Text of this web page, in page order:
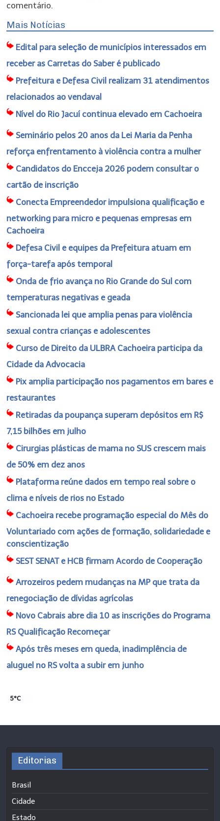
comentário.
Mais Notícias
Edital para seleção de municípios interessados em
receber as Carretas do Saber é publicado
Prefeitura e Defesa Civil realizam 31 atendimentos
relacionados ao vendaval
Nível do Rio Jacuí continua elevado em Cachoeira
Seminário pelos 20 anos da Lei Maria da Penha
reforça enfrentamento à violência contra a mulher
Candidatos do Encceja 2026 podem consultar o
cartão de inscrição
Conecta Empreendedor impulsiona qualificação e
networking para micro e pequenas empresas em
Cachoeira
Defesa Civil e equipes da Prefeitura atuam em
força-tarefa após temporal
Onda de frio avança no Rio Grande do Sul com
temperaturas negativas e geada
Sancionada lei que amplia penas para violência
sexual contra crianças e adolescentes
Curso de Direito da ULBRA Cachoeira participa da
Cidade da Advocacia
Pix amplia participação nos pagamentos em bares e
restaurantes
Retiradas da poupança superam depósitos em R$
7,15 bilhões em julho
Cirurgias plásticas de mama no SUS crescem mais
de 50% em dez anos
Plataforma reúne dados em tempo real sobre o
clima e níveis de rios no Estado
Cachoeira recebe programação especial do Mês do
Voluntariado com ações de formação, solidariedade e
conscientização
SEST SENAT e HCB firmam Acordo de Cooperação
Arrozeiros pedem mudanças na MP que trata da
renegociação de dívidas agrícolas
Novo Cabrais abre dia 10 as inscrições do Programa
RS Qualificação Recomeçar
Após três meses em queda, inadimplência de
aluguel no RS volta a subir em junho
5°C
Editorias
Brasil
Cidade
Estado